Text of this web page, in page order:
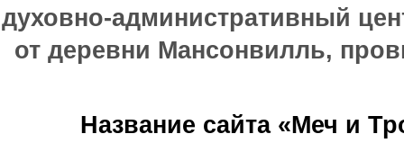
духовно-административный
от деревни Мансонвилль,
Название сайта «Меч и